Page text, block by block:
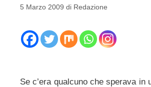
5 Marzo 2009 di Redazione
Se c’era qualcuno che sperava